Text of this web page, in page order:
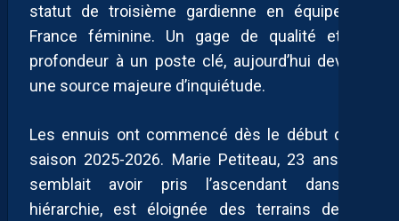
statut de troisième gardienne en équipe de
France féminine. Un gage de qualité et de
profondeur à un poste clé, aujourd’hui devenu
une source majeure d’inquiétude.
Les ennuis ont commencé dès le début de la
saison 2025-2026. Marie Petiteau, 23 ans, qui
semblait avoir pris l’ascendant dans la
hiérarchie, est éloignée des terrains depuis